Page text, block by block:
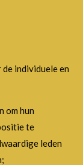
individuele en
om hun
te
leden